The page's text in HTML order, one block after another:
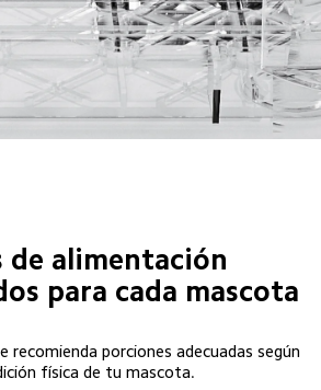
de alimentación
para cada mascota
recomienda porciones adecuadas según
física de tu mascota.